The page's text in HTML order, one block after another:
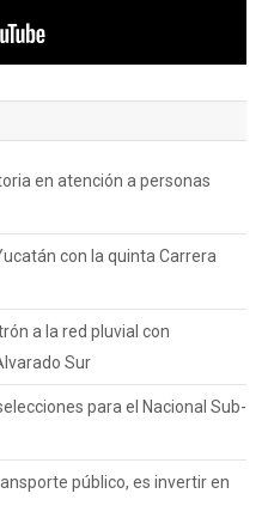
en atención a personas
con la quinta Carrera
a la red pluvial con
Sur
para el Nacional Sub-
público, es invertir en